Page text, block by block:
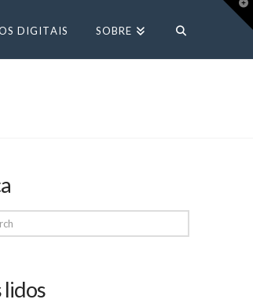
DIGITAIS SOBRE
lidos